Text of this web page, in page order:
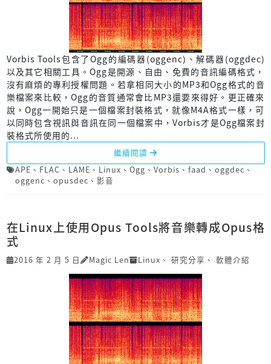
Vorbis Tools包含了Ogg的編碼器(oggenc)、解碼器(oggdec)
以及其它相關工具。Ogg是開源、自由、免費的音訊編碼格式，
沒有麻煩的專利授權問題。若拿相同大小的MP3和Ogg格式的音
樂檔案來比較，Ogg的音質通常會比MP3還要來得好。更正確來
說，Ogg一開始只是一個檔案封裝格式，就像M4A格式一樣，可
以同時包含視訊與音訊在同一個檔案中，Vorbis才是Ogg檔案封
裝格式所使用的...
繼續閱讀
APE 、 FLAC 、 LAME 、 Linux 、 Ogg 、 Vorbis 、 faad 、 oggdec 、
oggenc 、 opusdec 、 影音
在Linux上使用Opus Tools將音樂轉成Opus格
式
2016 年 2 月 5 日 Magic Len Linux 、 研究分享 、 軟體介紹